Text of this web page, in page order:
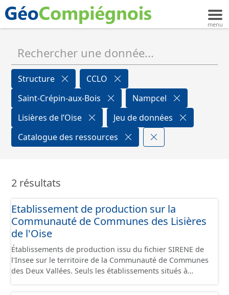
Structure
CCLO
Saint-Crépin-aux-Bois
Nampcel
Lisières de l’Oise
Jeu de données
Catalogue des ressources
2 résultats
Etablissement de production sur la
Communauté de Communes des Lisières
de l'Oise
Établissements de production issu du fichier SIRENE de
l'Insee sur le territoire de la Communauté de Communes
des Deux Vallées. Seuls les établissements situés à